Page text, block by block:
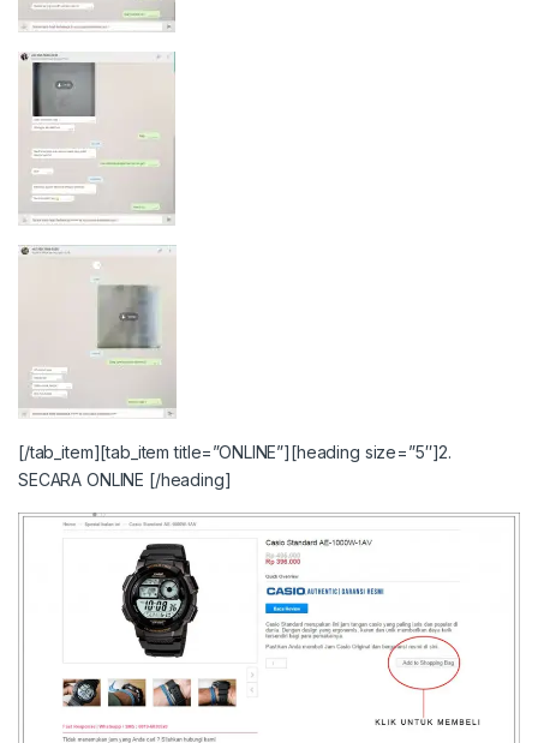
[/tab_item][tab_item title=”ONLINE”][heading size=”5″]2.
SECARA ONLINE [/heading]